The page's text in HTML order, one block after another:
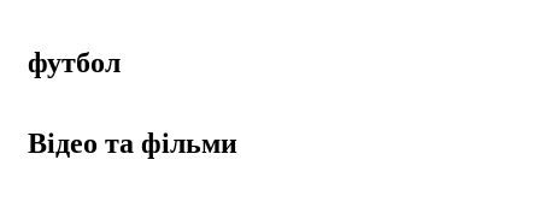
футбол
Відео та фільми